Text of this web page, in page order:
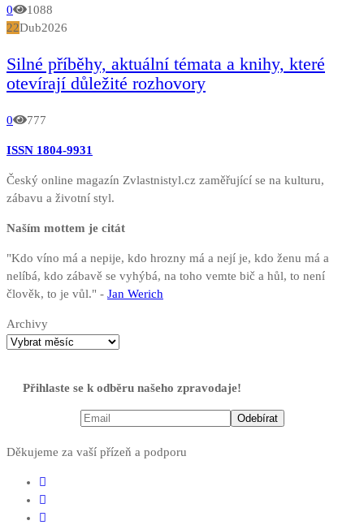
0
1088
22Dub2026
Silné příběhy, aktuální témata a knihy, které
otevírají důležité rozhovory
0 777
ISSN 1804-9931
Český online magazín Zvlastnistyl.cz zaměřující se na kulturu,
zábavu a životní styl.
Naším mottem je citát
"Kdo víno má a nepije, kdo hrozny má a nejí je, kdo ženu má a
nelíbá, kdo zábavě se vyhýbá, na toho vemte bič a hůl, to není
člověk, to je vůl." - Jan Werich
Archivy
Přihlaste se k odběru našeho zpravodaje!
Děkujeme za vaší přízeň a podporu